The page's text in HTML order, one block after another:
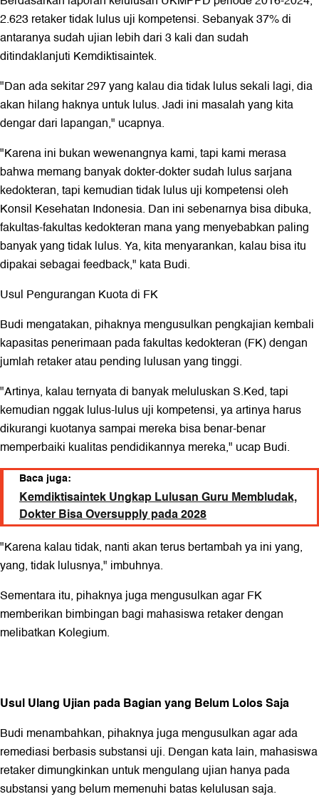
2.623 retaker tidak lulus uji kompetensi. Sebanyak 37% di
antaranya sudah ujian lebih dari 3 kali dan sudah
ditindaklanjuti Kemdiktisaintek.
"Dan ada sekitar 297 yang kalau dia tidak lulus sekali lagi, dia
akan hilang haknya untuk lulus. Jadi ini masalah yang kita
dengar dari lapangan," ucapnya.
"Karena ini bukan wewenangnya kami, tapi kami merasa
bahwa memang banyak dokter-dokter sudah lulus sarjana
kedokteran, tapi kemudian tidak lulus uji kompetensi oleh
Konsil Kesehatan Indonesia. Dan ini sebenarnya bisa dibuka,
fakultas-fakultas kedokteran mana yang menyebabkan paling
banyak yang tidak lulus. Ya, kita menyarankan, kalau bisa itu
dipakai sebagai feedback," kata Budi.
Usul Pengurangan Kuota di FK
Budi mengatakan, pihaknya mengusulkan pengkajian kembali
kapasitas penerimaan pada fakultas kedokteran (FK) dengan
jumlah retaker atau pending lulusan yang tinggi.
"Artinya, kalau ternyata di banyak meluluskan S.Ked, tapi
kemudian nggak lulus-lulus uji kompetensi, ya artinya harus
dikurangi kuotanya sampai mereka bisa benar-benar
memperbaiki kualitas pendidikannya mereka," ucap Budi.
Baca juga:
Kemdiktisaintek Ungkap Lulusan Guru Membludak,
Dokter Bisa Oversupply pada 2028
"Karena kalau tidak, nanti akan terus bertambah ya ini yang,
yang, tidak lulusnya," imbuhnya.
Sementara itu, pihaknya juga mengusulkan agar FK
memberikan bimbingan bagi mahasiswa retaker dengan
melibatkan Kolegium.
Usul Ulang Ujian pada Bagian yang Belum Lolos Saja
Budi menambahkan, pihaknya juga mengusulkan agar ada
remediasi berbasis substansi uji. Dengan kata lain, mahasiswa
retaker dimungkinkan untuk mengulang ujian hanya pada
substansi yang belum memenuhi batas kelulusan saja.